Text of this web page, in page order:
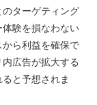
ターゲティング
験を損なわない
ら利益を確保で
広告が拡大する
と予想されま